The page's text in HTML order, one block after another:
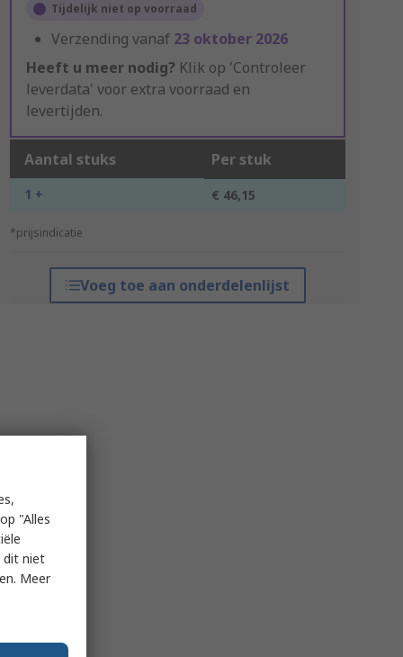
Tijdelijk niet op voorraad
Verzending vanaf 23 oktober 2026
Heeft u meer nodig? Klik op 'Controleer
leverdata' voor extra voorraad en
levertijden.
Aantal stuks Per stuk
1 + € 46,15
*prijsindicatie
Voeg toe aan onderdelenlijst
"Alles
dit niet
Meer